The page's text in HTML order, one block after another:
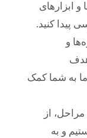
و ابزارهای
پیدا کنید.
و
هدف
به شما کمک
از
و به